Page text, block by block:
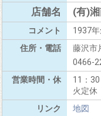
(有)
1937
藤沢市
0466-
11：
火定休
地図